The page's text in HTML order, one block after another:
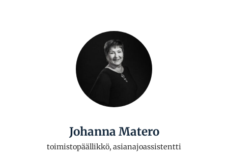
Johanna Matero
toimistopäällikkö, asianajoassistentti